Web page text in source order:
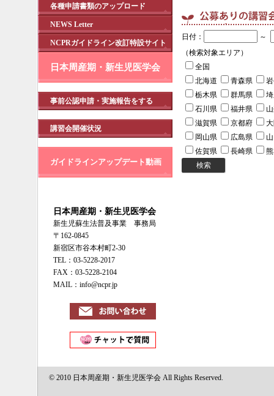
各種申請書類のアップロード
NEWS Letter
NCPRガイドライン改訂特設サイト
日本周産期・新生児医学会
事前公認申請・実施報告をする
講習会開催状況
ガイドラインアップデート動画
日本周産期・新生児医学会
新生児蘇生法普及事業 事務局
〒162-0845
新宿区市谷本村町2-30
TEL：03-5228-2017
FAX：03-5228-2104
MAIL：info@ncpr.jp
© 2010 日本周産期・新生児医学会 All Rights Reserved.